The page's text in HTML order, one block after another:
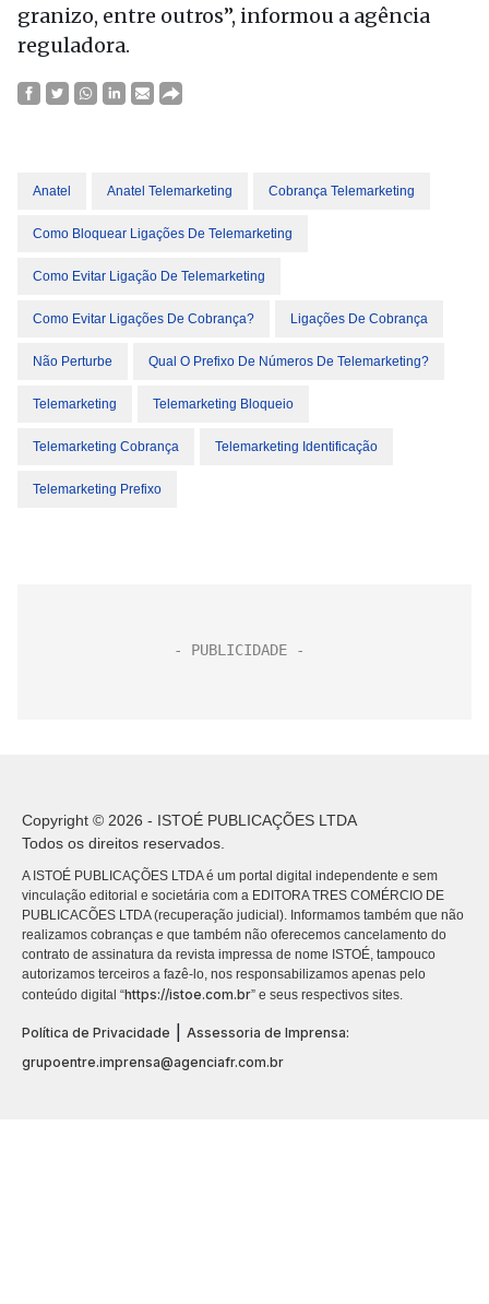
granizo, entre outros”, informou a agência
reguladora.
Anatel Anatel Telemarketing Cobrança Telemarketing
Como Bloquear Ligações De Telemarketing
Como Evitar Ligação De Telemarketing
Como Evitar Ligações De Cobrança? Ligações De Cobrança
Não Perturbe Qual O Prefixo De Números De Telemarketing?
Telemarketing Telemarketing Bloqueio
Telemarketing Cobrança Telemarketing Identificação
Telemarketing Prefixo
Copyright © 2026 - ISTOÉ PUBLICAÇÕES LTDA
Todos os direitos reservados.
A ISTOÉ PUBLICAÇÕES LTDA é um portal digital independente e sem
vinculação editorial e societária com a EDITORA TRES COMÉRCIO DE
PUBLICACÕES LTDA (recuperação judicial). Informamos também que não
realizamos cobranças e que também não oferecemos cancelamento do
contrato de assinatura da revista impressa de nome ISTOÉ, tampouco
autorizamos terceiros a fazê-lo, nos responsabilizamos apenas pelo
conteúdo digital “https://istoe.com.br” e seus respectivos sites.
Política de Privacidade
Assessoria de Imprensa:
grupoentre.imprensa@agenciafr.com.br